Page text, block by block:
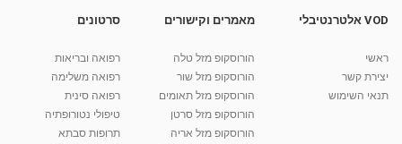
מאת
קרין גורן - העוגה המתגלצ’ת ללא קמח
38.5k צפיות
VOD אלטרנטיבלי
ראשי
יצירת קשר
תנאי השימוש
מאמרים וקישורים
הורוסקופ מזל טלה
הורוסקופ מזל שור
הורוסקופ מזל תאומים
הורוסקופ מזל סרטן
הורוסקופ מזל אריה
סרטונים
רפואה ובריאות
רפואה משלימה
רפואה סינית
טיפולי נטורופתיה
תרופות סבתא